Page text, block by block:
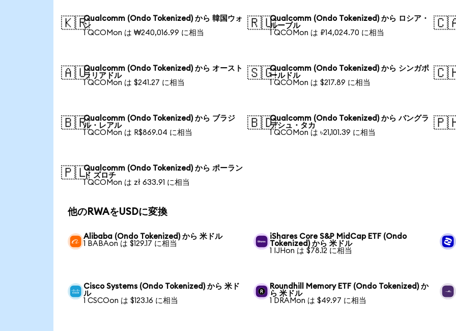
🇰🇷Qualcomm (Ondo Tokenized) から 韓国ウォ
ン
1 QCOMon は ₩240,016.99 に相当
🇷🇺Qualcomm (Ondo Tokenized) から ロシア・
ルーブル
1 QCOMon は ₽14,024.70 に相当
🇦🇺Qualcomm (Ondo Tokenized) から オースト
ラリアドル
1 QCOMon は $241.27 に相当
🇸🇬Qualcomm (Ondo Tokenized) から シンガポ
ールドル
1 QCOMon は $217.89 に相当
🇧🇷Qualcomm (Ondo Tokenized) から ブラジ
ル・レアル
1 QCOMon は R$869.04 に相当
🇧🇩Qualcomm (Ondo Tokenized) から バングラ
デシュ・タカ
1 QCOMon は ৳21,101.39 に相当
🇵🇱Qualcomm (Ondo Tokenized) から ポーラン
ド ズロチ
1 QCOMon は zł 633.91 に相当
他のRWAをUSDに変換
Alibaba (Ondo Tokenized) から 米ドル
1 BABAon は $129.17 に相当
iShares Core S&P MidCap ETF (Ondo
Tokenized) から 米ドル
1 IJHon は $78.12 に相当
Cisco Systems (Ondo Tokenized) から 米ド
ル
1 CSCOon は $123.16 に相当
Roundhill Memory ETF (Ondo Tokenized) か
ら 米ドル
1 DRAMon は $49.97 に相当